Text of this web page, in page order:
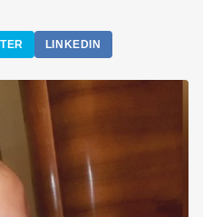
LINKEDIN